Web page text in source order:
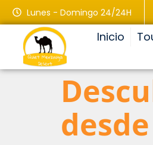
Lunes - Domingo 24/24H
Inicio